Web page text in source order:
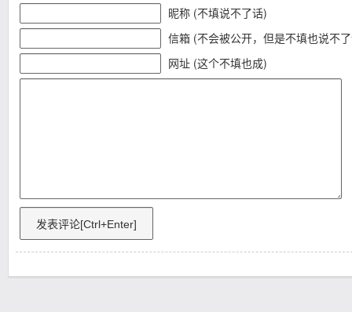
昵称 (不填说不了话)
信箱 (不会被公开，但是不填也说不
网址 (这个不填也成)